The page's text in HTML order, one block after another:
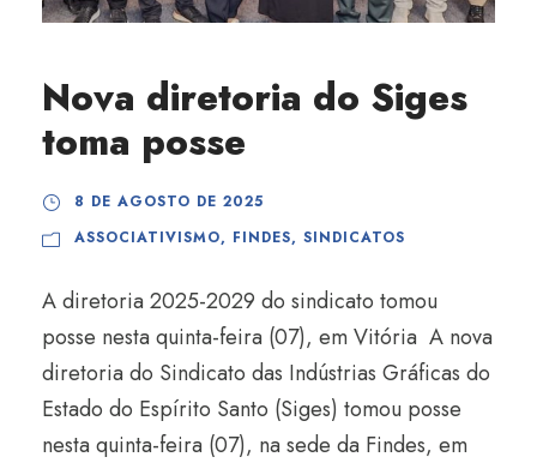
Nova diretoria do Siges
toma posse
8 DE AGOSTO DE 2025
ASSOCIATIVISMO, FINDES, SINDICATOS
A diretoria 2025-2029 do sindicato tomou
posse nesta quinta-feira (07), em Vitória A nova
diretoria do Sindicato das Indústrias Gráficas do
Estado do Espírito Santo (Siges) tomou posse
nesta quinta-feira (07), na sede da Findes, em